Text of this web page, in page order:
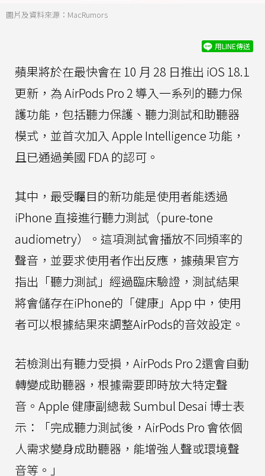
圖片及資料來源：MacRumors
用LINE傳送
蘋果將於在最快會在 10 月 28 日推出 iOS 18.1
更新，為 AirPods Pro 2 導入一系列的聽力保
護功能，包括聽力保護、聽力測試和助聽器
模式，並首次加入 Apple Intelligence 功能，
且已通過美國 FDA 的認可。
其中，最受矚目的新功能是使用者能透過
iPhone 直接進行聽力測試（pure-tone
audiometry）。這項測試會播放不同頻率的
聲音，並要求使用者作出反應，據蘋果官方
指出「聽力測試」經過臨床驗證，測試結果
將會儲存在iPhone的「健康」App 中，使用
者可以根據結果來調整AirPods的音效設定。
若檢測出有聽力受損，AirPods Pro 2還會自動
轉變成助聽器，根據需要即時放大特定聲
音。Apple 健康副總裁 Sumbul Desai 博士表
示：「完成聽力測試後，AirPods Pro 會依個
人需求變身成助聽器，能增強人聲或環境聲
音等。」